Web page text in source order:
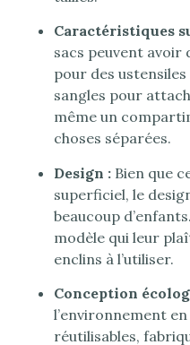
Caractéristiques
sacs peuvent avoir
pour des
sangles pour
même un
choses séparées.
Design : Bien que
superficiel, le
beaucoup
modèle qui leur
enclins à l’utiliser.
Conception
l’environnement
réutilisables,